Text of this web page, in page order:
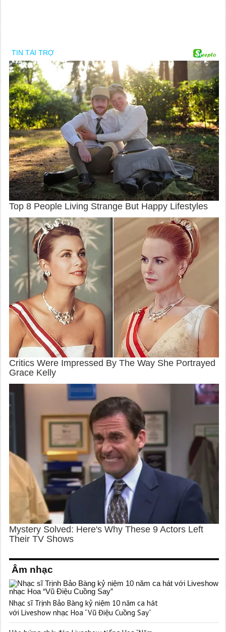
Âm nhạc
Nhạc sĩ Trịnh Bảo Bàng kỷ niệm 10 năm ca hát
với Liveshow nhạc Hoa “Vũ Điệu Cuồng Say”